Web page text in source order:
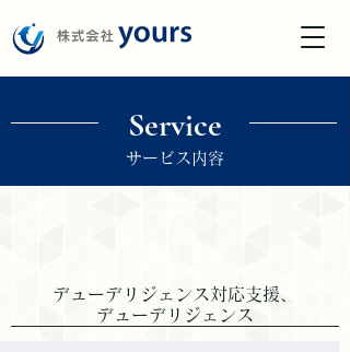
Service
サービス内容
デューデリジェンス対応支援、
デューデリジェンス